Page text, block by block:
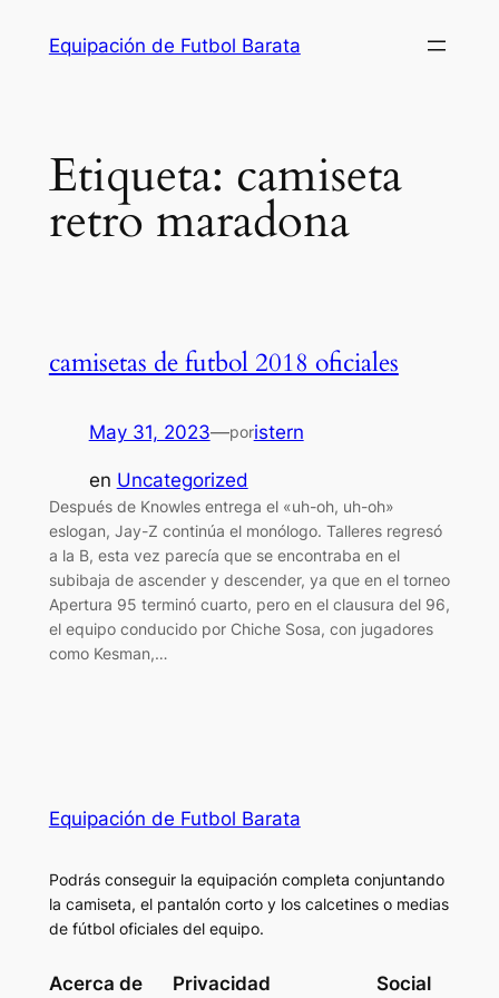
Equipación de Futbol Barata
Etiqueta: camiseta
retro maradona
camisetas de futbol 2018 oficiales
May 31, 2023—poristern
en Uncategorized
Después de Knowles entrega el «uh-oh, uh-oh»
eslogan, Jay-Z continúa el monólogo. Talleres regresó
a la B, esta vez parecía que se encontraba en el
subibaja de ascender y descender, ya que en el torneo
Apertura 95 terminó cuarto, pero en el clausura del 96,
el equipo conducido por Chiche Sosa, con jugadores
como Kesman,…
Equipación de Futbol Barata
Podrás conseguir la equipación completa conjuntando
la camiseta, el pantalón corto y los calcetines o medias
de fútbol oficiales del equipo.
Acerca de Privacidad Social